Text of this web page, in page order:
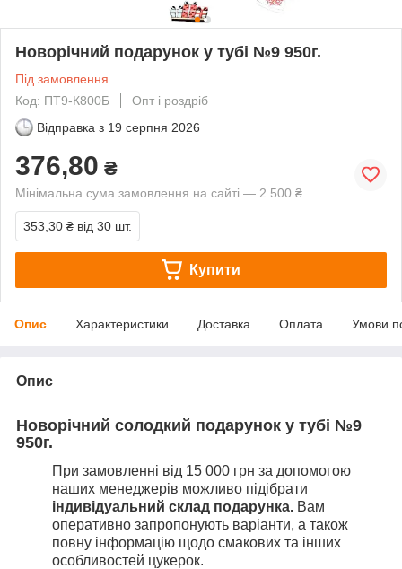
Новорічний подарунок у тубі №9 950г.
Під замовлення
Код: ПТ9-К800Б
Опт і роздріб
Відправка з 19 серпня 2026
376,80 ₴
Мінімальна сума замовлення на сайті — 2 500 ₴
353,30 ₴ від 30 шт.
Купити
Опис Характеристики Доставка Оплата Умови
Опис
Новорічний солодкий подарунок у тубі №9
950г.
При замовленні від 15 000 грн за допомогою
наших менеджерів можливо підібрати
індивідуальний склад подарунка. Вам
оперативно запропонують варіанти, а також
повну інформацію щодо смакових та інших
особливостей цукерок.